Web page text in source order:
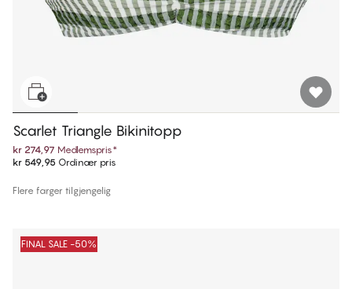
Scarlet Triangle Bikinitopp
kr 274,97 Medlemspris*
kr 549,95 Ordinær pris
Flere farger tilgjengelig
FINAL SALE -50%